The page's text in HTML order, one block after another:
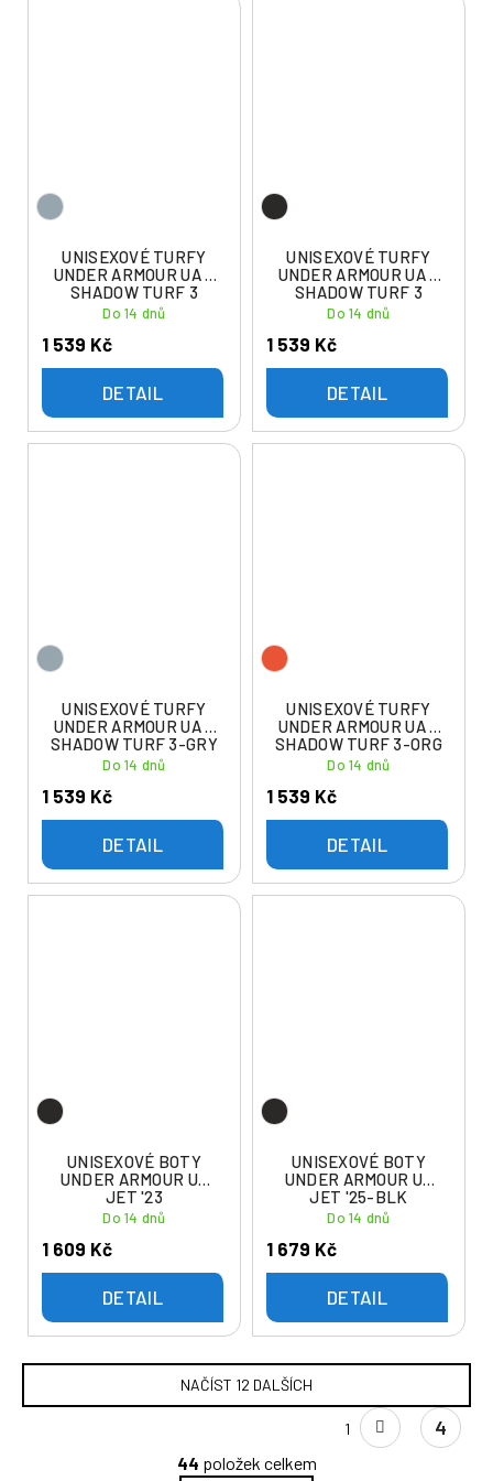
UNISEXOVÉ TURFY
UNDER ARMOUR UA U
SHADOW TURF 3
Do 14 dnů
1 539 Kč
DETAIL
UNISEXOVÉ TURFY
UNDER ARMOUR UA U
SHADOW TURF 3
Do 14 dnů
1 539 Kč
DETAIL
UNISEXOVÉ TURFY
UNDER ARMOUR UA U
SHADOW TURF 3-GRY
Do 14 dnů
1 539 Kč
DETAIL
UNISEXOVÉ TURFY
UNDER ARMOUR UA U
SHADOW TURF 3-ORG
Do 14 dnů
1 539 Kč
DETAIL
UNISEXOVÉ BOTY
UNDER ARMOUR UA
JET '23
Do 14 dnů
1 609 Kč
DETAIL
UNISEXOVÉ BOTY
UNDER ARMOUR UA
JET '25-BLK
Do 14 dnů
1 679 Kč
DETAIL
O
NAČÍST 12 DALŠÍCH
1 4
44 položek celkem